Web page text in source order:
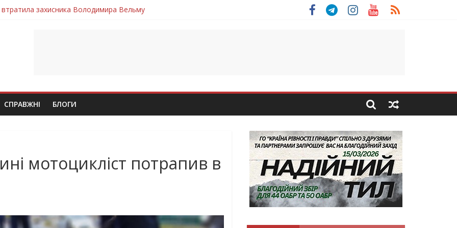
захисника Володимира Вельму
скорботі: на щиті повертається воїн Володимир Паламарчук
бойового завдання загинув захисник Юрій Пушкар з Тернопільщини
молодий захисник Дмитро Березко з Тернопільщини
СПРАВЖНІ БЛОГИ
мотоцикліст потрапив в